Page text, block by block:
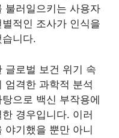
불러일으키는 사용자
적인 조사가 인식을
니다.
글로벌 보건 위기 속
엄격한 과학적 분석
으로 백신 부작용에
경우입니다. 이러
야기했을 뿐만 아니